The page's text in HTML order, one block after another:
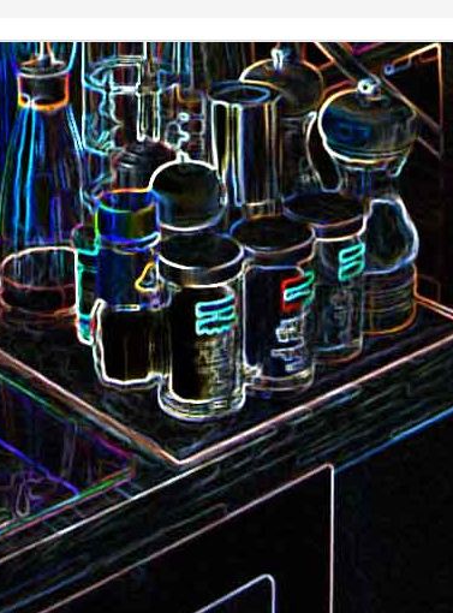
Camembert fondant au sirop
d'érable Chou pointu sauté à
Smoothie à l'orange et à la
mangue
Curry de pois